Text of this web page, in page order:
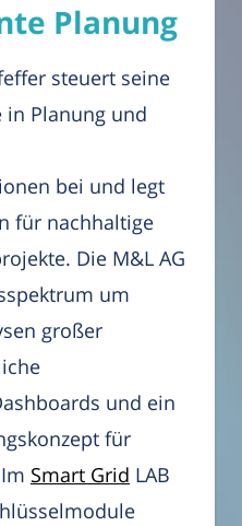
Planung
steuert seine
in Planung und
bei und legt
für nachhaltige
Die M&L AG
um
großer
und ein
für
Smart Grid LAB